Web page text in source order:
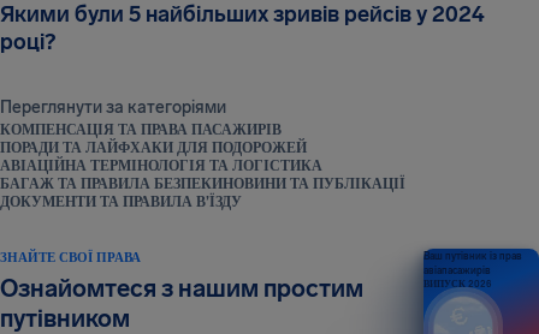
Якими були 5 найбільших зривів рейсів у 2024
році?
Переглянути за категоріями
КОМПЕНСАЦІЯ ТА ПРАВА ПАСАЖИРІВ
ПОРАДИ ТА ЛАЙФХАКИ ДЛЯ ПОДОРОЖЕЙ
АВІАЦІЙНА ТЕРМІНОЛОГІЯ ТА ЛОГІСТИКА
БАГАЖ ТА ПРАВИЛА БЕЗПЕКИНОВИНИ ТА ПУБЛІКАЦІЇ
ДОКУМЕНТИ ТА ПРАВИЛА В’ЇЗДУ
ЗНАЙТЕ СВОЇ ПРАВА
Ознайомтеся з нашим простим
путівником
Ваш путівник із прав
авіапасажирів
ВИПУСК 2026